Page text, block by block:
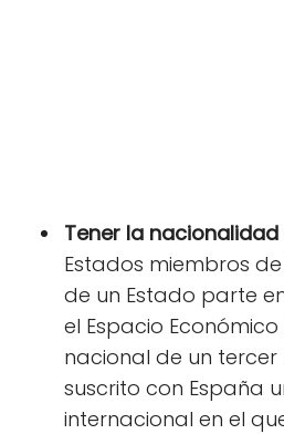
Tener la nacionalidad
Estados miembros
de un Estado parte
el Espacio
nacional de un
suscrito con España
internacional en el